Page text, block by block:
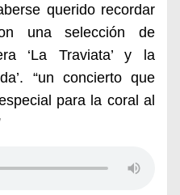
querido recordar
una selección de
‘La Traviata’ y la
“un concierto que
para la coral al